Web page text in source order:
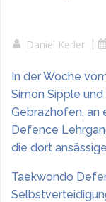
Daniel Kerler
In der Woche
Simon Sipple
Gebrazhofen, an
Defence
die dort
Taekwondo